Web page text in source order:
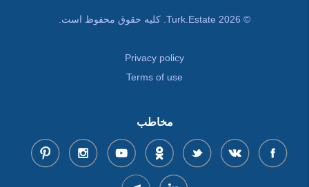
© Turk.Estate 2026. کلیه حقوق محفوظ است.
Privacy policy
Terms of use
مخاطب